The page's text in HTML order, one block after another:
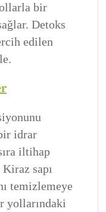
bir
Detoks
edilen
idrar
iltihap
sapı
temizlemeye
yollarındaki